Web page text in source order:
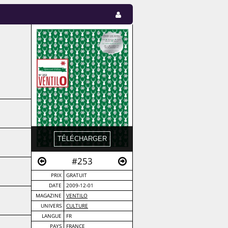
#253
PRIX
GRATUIT
DATE
2009-12-01
MAGAZINE
VENTILO
UNIVERS
CULTURE
LANGUE
FR
PAYS
FRANCE